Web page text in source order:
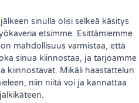
sinulla olisi selkeä käsitys
etsimme. Esittämiemme
mahdollisuus varmistaa, että
sinua kiinnostaa, ja tarjoamme
kiinnostavat. Mikäli haastattelun
niin niitä voi ja kannattaa